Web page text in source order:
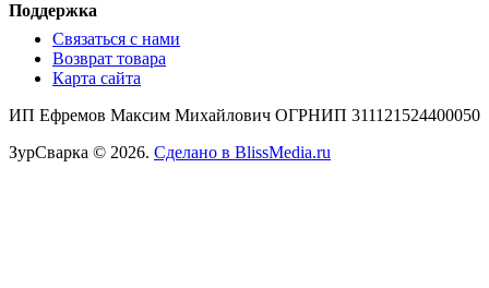
Поддержка
Связаться с нами
Возврат товара
Карта сайта
ИП Ефремов Максим Михайлович ОГРНИП 311121524400050
ЗурСварка © 2026. Сделано в BlissMedia.ru